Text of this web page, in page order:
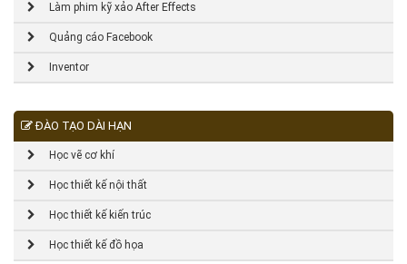
Làm phim kỹ xảo After Effects
Quảng cáo Facebook
Inventor
ĐÀO TẠO DÀI HẠN
Học vẽ cơ khí
Học thiết kế nội thất
Học thiết kế kiến trúc
Học thiết kế đồ họa